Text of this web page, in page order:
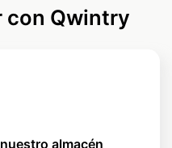
con Qwintry
almacén